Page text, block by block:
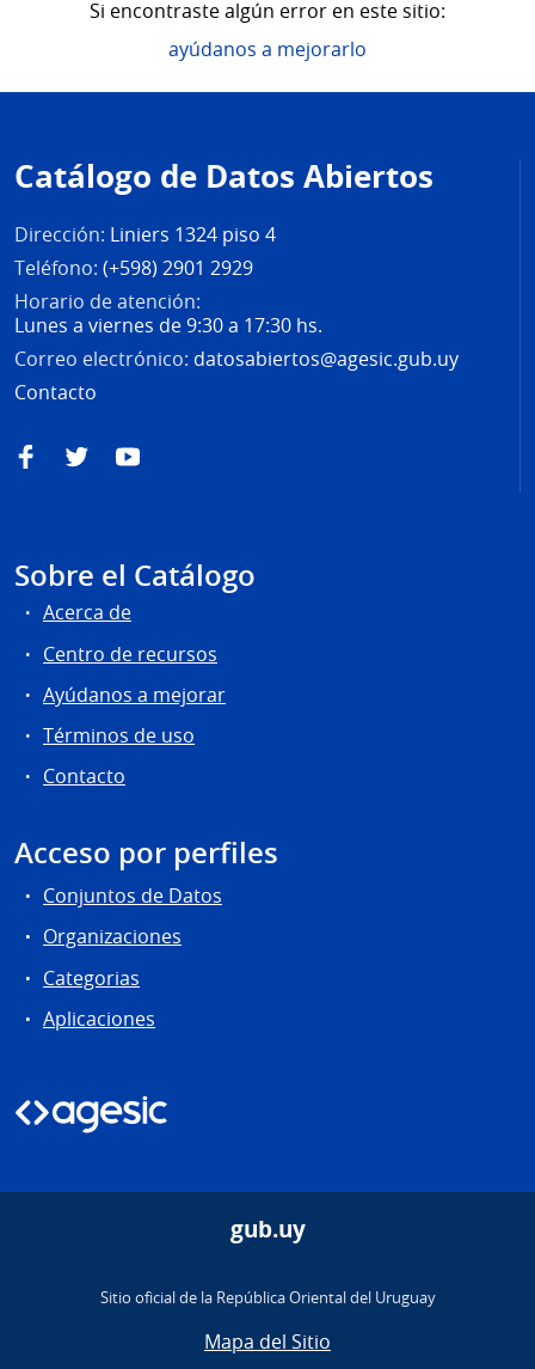
Si encontraste algún error en este sitio:
ayúdanos a mejorarlo
de
página
Catálogo de Datos Abiertos
Dirección: Liniers 1324 piso 4
Teléfono: (+598) 2901 2929
Horario de atención:
Lunes a viernes de 9:30 a 17:30 hs.
Correo electrónico: datosabiertos@agesic.gub.uy
Contacto
FacebookTwitterYouTube
Sobre el Catálogo
Acerca de
Centro de recursos
Ayúdanos a mejorar
Términos de uso
Contacto
Acceso por perfiles
Conjuntos de Datos
Organizaciones
Categorias
Aplicaciones
gub.uy
Sitio oficial de la República Oriental del Uruguay
Mapa del Sitio